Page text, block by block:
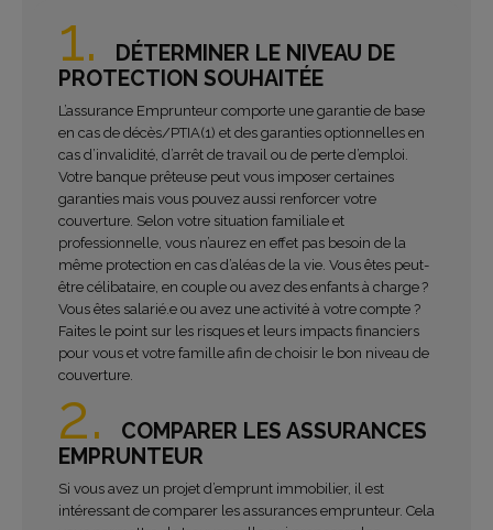
1.
DÉTERMINER LE NIVEAU DE
PROTECTION SOUHAITÉE
L’assurance Emprunteur comporte une garantie de base
en cas de décès/PTIA(1) et des garanties optionnelles en
cas d’invalidité, d’arrêt de travail ou de perte d’emploi.
Votre banque prêteuse peut vous imposer certaines
garanties mais vous pouvez aussi renforcer votre
couverture. Selon votre situation familiale et
professionnelle, vous n’aurez en effet pas besoin de la
même protection en cas d’aléas de la vie. Vous êtes peut-
être célibataire, en couple ou avez des enfants à charge ?
Vous êtes salarié.e ou avez une activité à votre compte ?
Faites le point sur les risques et leurs impacts financiers
pour vous et votre famille afin de choisir le bon niveau de
couverture.
2.
COMPARER LES ASSURANCES
EMPRUNTEUR
Si vous avez un projet d’emprunt immobilier, il est
intéressant de comparer les assurances emprunteur. Cela